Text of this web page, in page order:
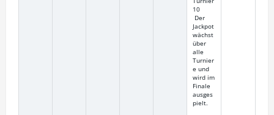
10
Der
Jackpot
wächst
über
alle
Turnier
e und
wird im
Finale
ausges
pielt.